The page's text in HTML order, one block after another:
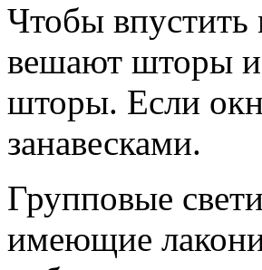
Чтобы впустить
вешают шторы
шторы. Если
занавесками.
Групповые
имеющие